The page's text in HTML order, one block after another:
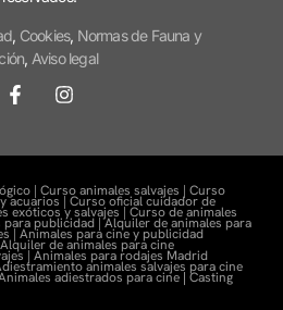
, Cookies, Normas de Fauna y
, Aviso legal
| Curso animales salvajes | Curso
acuarios | Curso oficial cuidador de
exóticos y salvajes | Curso de animales
para publicidad |Alquiler de animales para
| Animales para cine y publicidad
Alquiler de animales para cine
| Animales para rodajes Madrid
animales salvajes para cine
adiestrados para cine| Casting